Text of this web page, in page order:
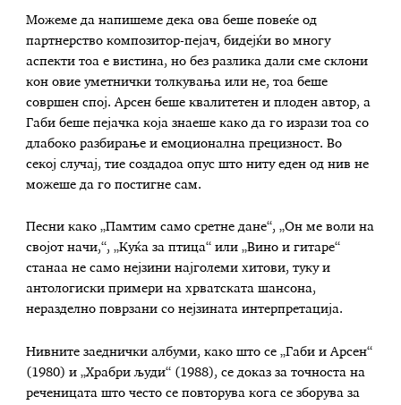
Можеме да напишеме дека ова беше повеќе од
партнерство композитор-пејач, бидејќи во многу
аспекти тоа е вистина, но без разлика дали сме склони
кон овие уметнички толкувања или не, тоа беше
совршен спој. Арсен беше квалитетен и плоден автор, а
Габи беше пејачка која знаеше како да го изрази тоа со
длабоко разбирање и емоционална прецизност. Во
секој случај, тие создадоа опус што ниту еден од нив не
можеше да го постигне сам.
Песни како „Памтим само сретне дане“, „Он ме воли на
својот начи,“, „Куќа за птица“ или „Вино и гитаре“
станаа не само нејзини најголеми хитови, туку и
антологиски примери на хрватската шансона,
неразделно поврзани со нејзината интерпретација.
Нивните заеднички албуми, како што се „Габи и Арсен“
(1980) и „Храбри људи“ (1988), се доказ за точноста на
реченицата што често се повторува кога се зборува за